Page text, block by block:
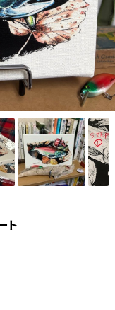
ト